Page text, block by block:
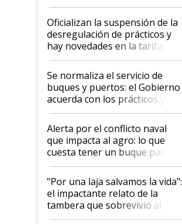
Oficializan la suspensión de la
desregulación de prácticos y
hay novedades en la tarifa de
la hidrovía
Se normaliza el servicio de
buques y puertos: el Gobierno
acuerda con los prácticos y
suspende el decreto de
desregulación
Alerta por el conflicto naval
que impacta al agro: lo que
cuesta tener un buque parado
y el peligro de que Argentina
pase a ser "país sucio"
"Por una laja salvamos la vida":
el impactante relato de la
tambera que sobrevivió al
tornado